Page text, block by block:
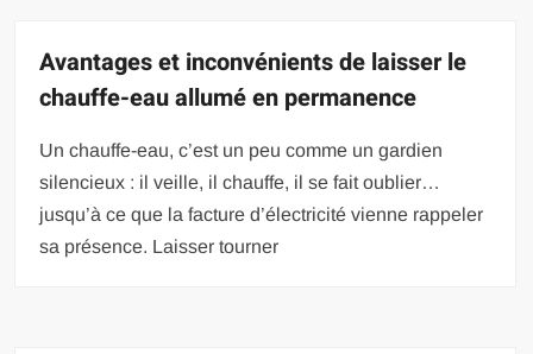
Avantages et inconvénients de laisser le
chauffe-eau allumé en permanence
Un chauffe-eau, c’est un peu comme un gardien
silencieux : il veille, il chauffe, il se fait oublier…
jusqu’à ce que la facture d’électricité vienne rappeler
sa présence. Laisser tourner